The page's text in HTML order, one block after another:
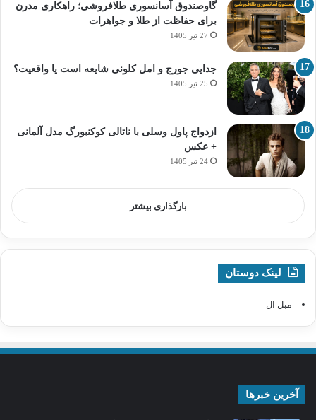
گاوصندوق آسانسوری طلافروشی؛ راهکاری مدرن
برای حفاظت از طلا و جواهرات
27 تیر 1405
جدایی جورج و امل کلونی شایعه است یا واقعیت؟
25 تیر 1405
ازدواج پاول وسلی با ناتالی کوکنبورگ مدل آلمانی
+ عکس
24 تیر 1405
بارگذاری بیشتر
لینک دوستان
مبل ال
آخرین خبرها